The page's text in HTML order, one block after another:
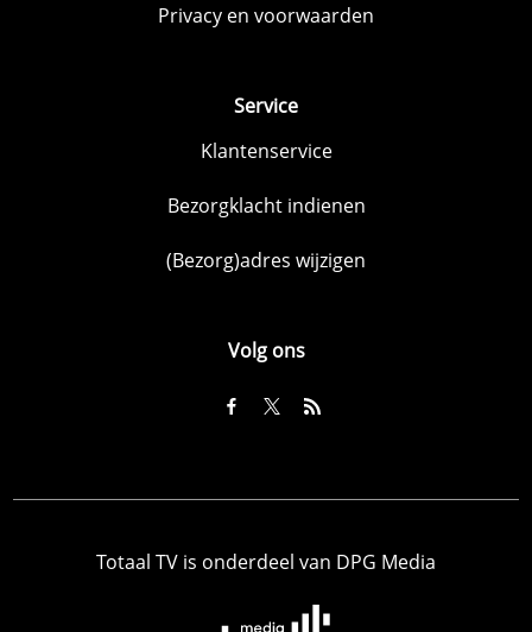
Privacy en voorwaarden
Service
Klantenservice
Bezorgklacht indienen
(Bezorg)adres wijzigen
Volg ons
Totaal TV is onderdeel van DPG Media